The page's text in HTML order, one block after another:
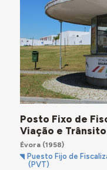
Posto Fixo de
Viação e
Évora(1958)
Puesto Fijo de
(PVT)